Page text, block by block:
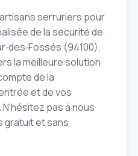
serruriers pour
de la sécurité de
(94100).
la meilleure solution
de la
et de vos
pas à nous
gratuit et sans